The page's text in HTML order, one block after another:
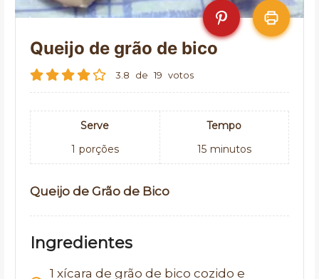
Queijo de grão de bico
3.8 de 19 votos
Serve
1 porções
Tempo
15 minutos
Queijo de Grão de Bico
Ingredientes
1 xícara de grão de bico cozido e